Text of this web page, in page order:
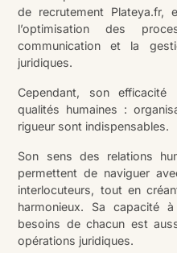
de recrutement Plateya.fr,
l’optimisation des
communication et la
juridiques.
Cependant, son
qualités humaines :
rigueur sont indispensables.
Son sens des relations
permettent de naviguer
interlocuteurs, tout en
harmonieux. Sa capacité
besoins de chacun est
opérations juridiques.